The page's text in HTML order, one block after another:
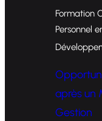
Formation
Personnel
après un
Gestion